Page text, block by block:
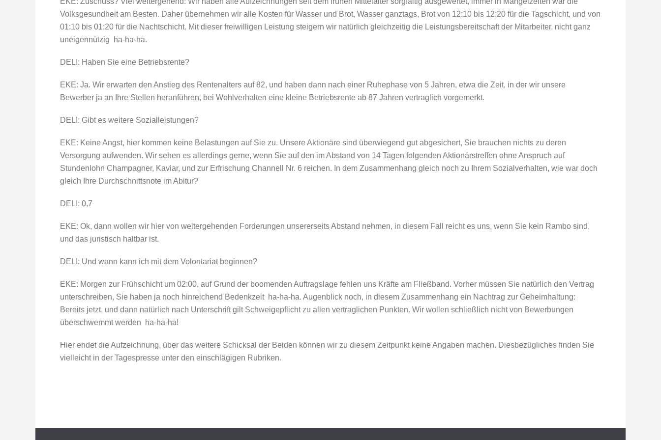
Volksgesundheit am Besten. Daher übernehmen wir alle Kosten für Wasser und Brot, Wasser ganztags, Brot von 12:10 bis 12:20 für die Tagschicht, und von
01:10 bis 01:20 für die Nachtschicht. Mit dieser freiwilligen Leistung steigern wir natürlich gleichzeitig die Leistungsbereitschaft der Mitarbeiter, nicht ganz
uneigennützig  ha-ha-ha.
DELI: Haben Sie eine Betriebsrente?
EKE: Ja. Wir erwarten den Anstieg des Rentenalters auf 82, und haben dann nach einer Ruhephase von 5 Jahren, etwa die Zeit, in der wir unsere
Bewerber ja an Ihre Stellen heranführen, bei Wohlverhalten eine kleine Betriebsrente ab 87 Jahren vertraglich vorgemerkt.
DELI: Gibt es weitere Sozialleistungen?
EKE: Keine Angst, hier kommen keine Belastungen auf Sie zu. Unsere Aktionäre sind überwiegend gut abgesichert, Sie brauchen nichts zu deren
Versorgung aufwenden. Wir sehen es allerdings gerne, wenn Sie auf den im Abstand von 14 Tagen folgenden Aktionärstreffen ohne Anspruch auf
Stundenlohn Champagner, Kaviar, und zur Erfrischung Channell Nr. 6 reichen. In dem Zusammenhang gleich noch zu Ihrem Sozialverhalten, wie war doch
gleich Ihre Durchschnittsnote im Abitur?
DELI: 0,7
EKE: Ok, dann wollen wir hier von weitergehenden Forderungen unsererseits Abstand nehmen, in diesem Fall reicht es uns, wenn Sie kein Rambo sind,
und das juristisch haltbar ist.
DELI: Und wann kann ich mit dem Volontariat beginnen?
EKE: Morgen zur Frühschicht um 02:00, auf Grund der boomenden Auftragslage fehlen uns Kräfte am Fließband. Vorher müssen Sie natürlich den Vertrag
unterschreiben, Sie haben ja noch hinreichend Bedenkzeit  ha-ha-ha. Augenblick noch, in diesem Zusammenhang ein Nachtrag zur Geheimhaltung:
Bereits jetzt, und dann natürlich nach Unterschrift gilt Schweigepflicht zu allen vertraglichen Punkten. Wir wollen schließlich nicht von Bewerbungen
überschwemmt werden  ha-ha-ha!
Hier endet die Aufzeichnung, über das weitere Schicksal der Beiden können wir zu diesem Zeitpunkt keine Angaben machen. Diesbezügliches finden Sie
vielleicht in der Tagespresse unter den einschlägigen Rubriken.